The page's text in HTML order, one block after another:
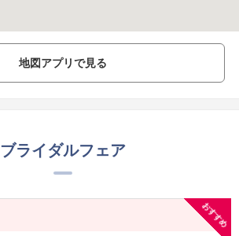
地図アプリで見る
ブライダルフェア
おすすめ